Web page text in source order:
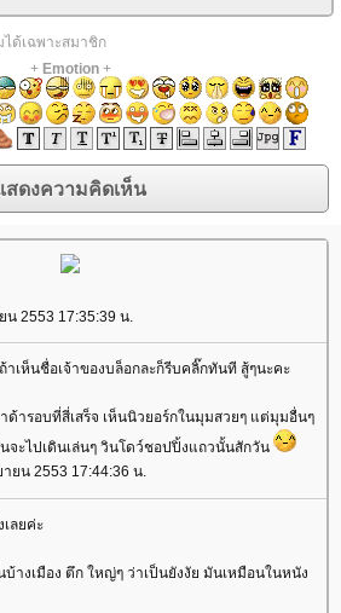
ด้เฉพาะสมาชิก
+ Emotion+
น 2553 17:35:39 น.
เห็นชื่อเจ้าของบล็อกละก็รีบคลิ๊กทันที สู้ๆนะคะ
ด้ารอบที่สี่เสร็จ เห็นนิวยอร์กในมุมสวยๆ แต่มุมอื่นๆ
จะไปเดินเล่นๆ วินโดว์ชอปปิ้งแถวนั้นสักวัน
ยน 2553 17:44:36 น.
ลยค่ะ
างเมือง ตึก ใหญ่ๆ ว่าเป็นยังงัย มันเหมือนในหนัง